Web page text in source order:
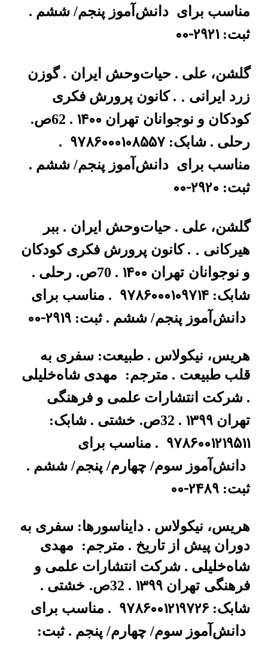
مناسب برای
دانش‌آموز پنجم/ ششم .
ثبت:00-2921
گلشن، علی . حیات‌وحش ایران . گوزن
زرد ایرانی .. کانون پرورش فکری
کودکان و نوجوانان تهران 1400 . 62ص.
رحلی . شابک:9786000108557
.
مناسب برای
دانش‌آموز پنجم/ ششم .
ثبت:00-2920
گلشن، علی . حیات‌وحش ایران . ببر
هیرکانی.. کانون پرورش فکری کودکان
و نوجوانان تهران 1400 . 70ص.
رحلی .
شابک:9786000109714 . مناسب برای
دانش‌آموز پنجم/ ششم . ثبت:00-2919
هریس، نیکولاس . طبیعت: سفری به
قلب طبیعت . مترجم: مهدی شاه‌خلیلی
. شرکت انتشارات علمی و فرهنگی
تهران 1399 . 32ص. خشتی . شابک:
9786001219511 . مناسب برای
دانش‌آموز سوم/ چهارم/ پنجم/ ششم .
ثبت:00-2489
هریس، نیکولاس . دایناسورها: سفری به
دوران پیش از تاریخ . مترجم: مهدی
شاه‌خلیلی . شرکت انتشارات علمی و
فرهنگی تهران 1399 . 32ص.
خشتی .
شابک:9786001219726 . مناسب برای
دانش‌آموز سوم/ چهارم/ پنجم . ثبت: